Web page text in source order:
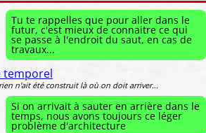
Tu te rappelles que pour aller dans le
futur, c'est mieux de connaitre ce qui
se passe à l'endroit du saut, en cas de
travaux...
n'ait été construit là où on doit arriver...
Si on arrivait à sauter en arrière dans le
temps, nous avons toujours ce léger
problème d'architecture